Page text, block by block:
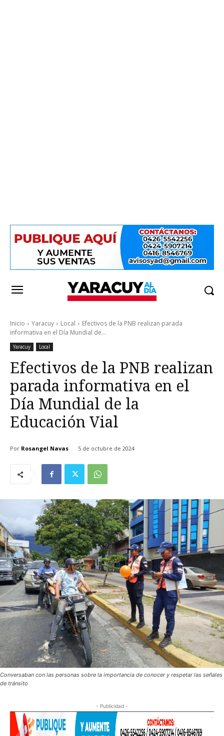
Inicio Yaracuy Local
Efectivos de la PNB realizan parada
informativa en el Día Mundial de...
Yaracuy Local
Efectivos de la PNB realizan
parada informativa en el
Día Mundial de la
Educación Vial
Por Rosangel Navas 5 de octubre de 2024
Conversaban con las personas sobre la importancia de conocer y respetar las señales
de tránsito
- Publicidad -